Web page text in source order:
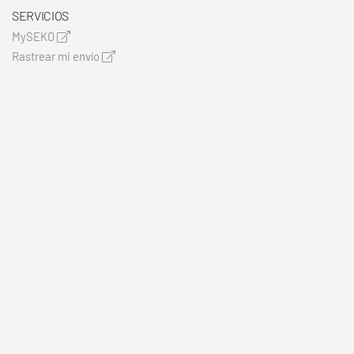
SERVICIOS
MySEKO
Rastrear mi envío